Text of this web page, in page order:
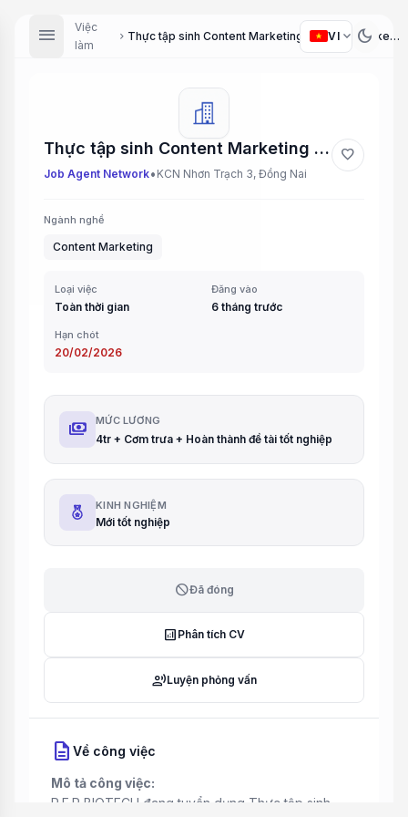
menu
Việc
làm
chevron_right Thực tập sinh Content Marketing (Content Marketing Intern)
VI expand_more dark_mode
Thực tập sinh Content Marketing (Content Marketing Intern)
Job Agent Network• KCN Nhơn Trạch 3, Đồng Nai
favorite
Ngành nghề
Content Marketing
Loại việc
Toàn thời gian
Đăng vào
6 tháng trước
Hạn chót
20/02/2026
payments MỨC LƯƠNG
4tr + Cơm trưa + Hoàn thành đề tài tốt nghiệp
KINH NGHIỆM
Mới tốt nghiệp
blockĐã đóng
analytics Phân tích CV
record_voice_overLuyện phỏng vấn
description Về công việc
Mô tả công việc:
R.E.P BIOTECH đang tuyển dụng Thực tập sinh